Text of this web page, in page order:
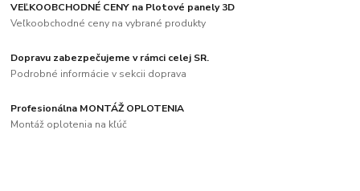
VEĽKOOBCHODNÉ CENY na Plotové panely 3D
Veľkoobchodné ceny na vybrané produkty
Dopravu zabezpečujeme v rámci celej SR.
Podrobné informácie v sekcii doprava
Profesionálna MONTÁŽ OPLOTENIA
Montáž oplotenia na kľúč